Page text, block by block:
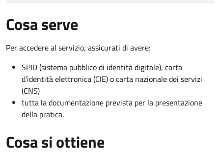
Cosa serve
Per accedere al servizio, assicurati di avere:
SPID (sistema pubblico di identità digitale), carta
d’identità elettronica (CIE) o carta nazionale dei servizi
(CNS)
tutta la documentazione prevista per la presentazione
della pratica.
Cosa si ottiene